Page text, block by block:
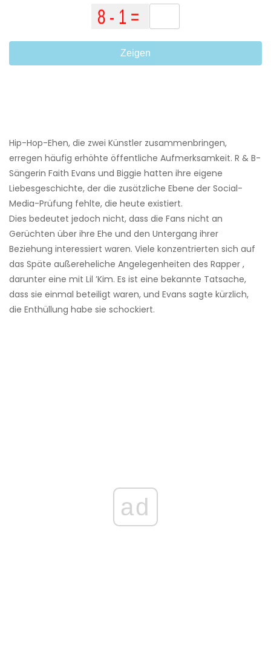
Zeigen
Hip-Hop-Ehen, die zwei Künstler zusammenbringen,
erregen häufig erhöhte öffentliche Aufmerksamkeit. R & B-
Sängerin Faith Evans und Biggie hatten ihre eigene
Liebesgeschichte, der die zusätzliche Ebene der Social-
Media-Prüfung fehlte, die heute existiert.
Dies bedeutet jedoch nicht, dass die Fans nicht an
Gerüchten über ihre Ehe und den Untergang ihrer
Beziehung interessiert waren. Viele konzentrierten sich auf
das Späte außereheliche Angelegenheiten des Rapper ,
darunter eine mit Lil ’Kim. Es ist eine bekannte Tatsache,
dass sie einmal beteiligt waren, und Evans sagte kürzlich,
die Enthüllung habe sie schockiert.
ad